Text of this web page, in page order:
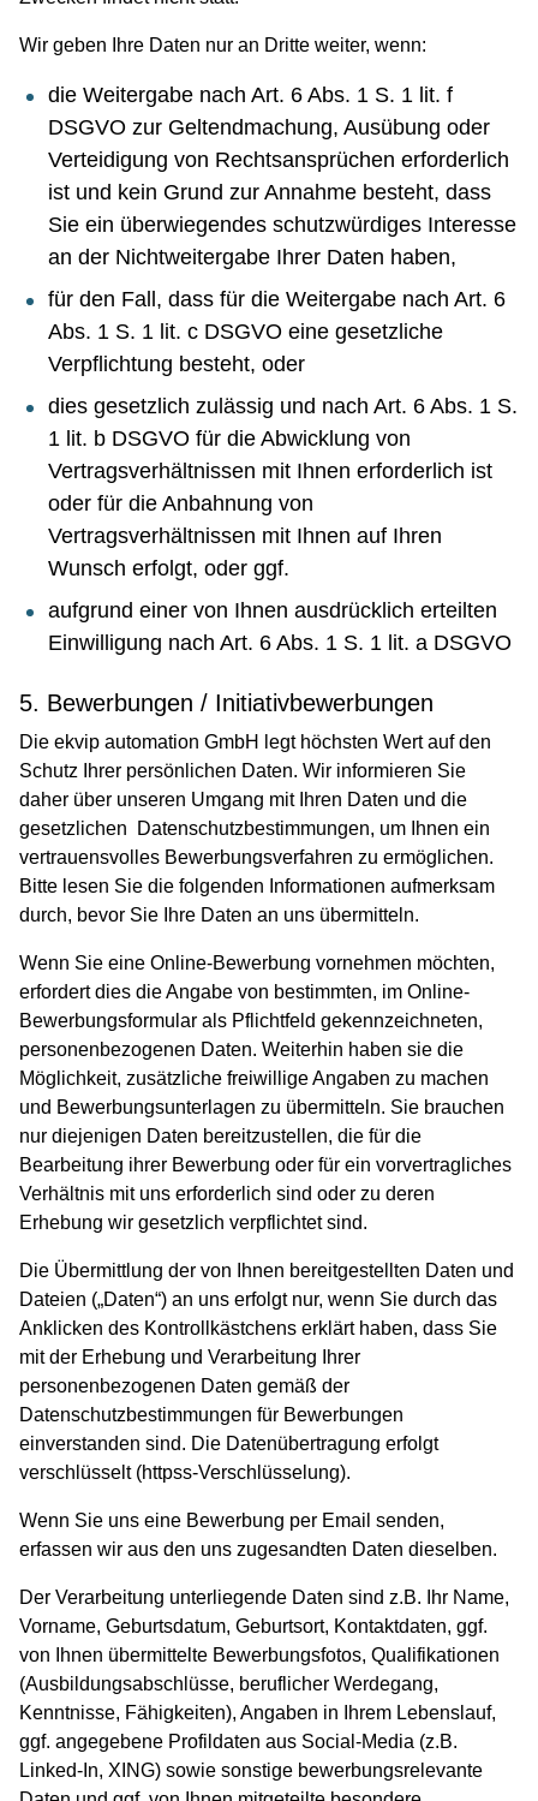
Wir geben Ihre Daten nur an Dritte weiter, wenn:
die Weitergabe nach Art. 6 Abs. 1 S. 1 lit. f
DSGVO zur Geltendmachung, Ausübung oder
Verteidigung von Rechtsansprüchen erforderlich
ist und kein Grund zur Annahme besteht, dass
Sie ein überwiegendes schutzwürdiges Interesse
an der Nichtweitergabe Ihrer Daten haben,
für den Fall, dass für die Weitergabe nach Art. 6
Abs. 1 S. 1 lit. c DSGVO eine gesetzliche
Verpflichtung besteht, oder
dies gesetzlich zulässig und nach Art. 6 Abs. 1 S.
1 lit. b DSGVO für die Abwicklung von
Vertragsverhältnissen mit Ihnen erforderlich ist
oder für die Anbahnung von
Vertragsverhältnissen mit Ihnen auf Ihren
Wunsch erfolgt, oder ggf.
aufgrund einer von Ihnen ausdrücklich erteilten
Einwilligung nach Art. 6 Abs. 1 S. 1 lit. a DSGVO
5. Bewerbungen / Initiativbewerbungen
Die ekvip automation GmbH legt höchsten Wert auf den
Schutz Ihrer persönlichen Daten. Wir informieren Sie
daher über unseren Umgang mit Ihren Daten und die
gesetzlichen Datenschutzbestimmungen, um Ihnen ein
vertrauensvolles Bewerbungsverfahren zu ermöglichen.
Bitte lesen Sie die folgenden Informationen aufmerksam
durch, bevor Sie Ihre Daten an uns übermitteln.
Wenn Sie eine Online-Bewerbung vornehmen möchten,
erfordert dies die Angabe von bestimmten, im Online-
Bewerbungsformular als Pflichtfeld gekennzeichneten,
personenbezogenen Daten. Weiterhin haben sie die
Möglichkeit, zusätzliche freiwillige Angaben zu machen
und Bewerbungsunterlagen zu übermitteln. Sie brauchen
nur diejenigen Daten bereitzustellen, die für die
Bearbeitung ihrer Bewerbung oder für ein vorvertragliches
Verhältnis mit uns erforderlich sind oder zu deren
Erhebung wir gesetzlich verpflichtet sind.
Die Übermittlung der von Ihnen bereitgestellten Daten und
Dateien („Daten“) an uns erfolgt nur, wenn Sie durch das
Anklicken des Kontrollkästchens erklärt haben, dass Sie
mit der Erhebung und Verarbeitung Ihrer
personenbezogenen Daten gemäß der
Datenschutzbestimmungen für Bewerbungen
einverstanden sind. Die Datenübertragung erfolgt
verschlüsselt (httpss-Verschlüsselung).
Wenn Sie uns eine Bewerbung per Email senden,
erfassen wir aus den uns zugesandten Daten dieselben.
Der Verarbeitung unterliegende Daten sind z.B. Ihr Name,
Vorname, Geburtsdatum, Geburtsort, Kontaktdaten, ggf.
von Ihnen übermittelte Bewerbungsfotos, Qualifikationen
(Ausbildungsabschlüsse, beruflicher Werdegang,
Kenntnisse, Fähigkeiten), Angaben in Ihrem Lebenslauf,
ggf. angegebene Profildaten aus Social-Media (z.B.
Linked-In, XING) sowie sonstige bewerbungsrelevante